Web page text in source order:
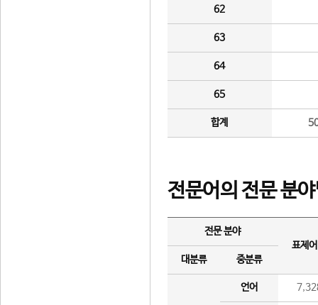
62
63
64
65
합계
전문어의 전문 분
전문 분야
표제
대분류
중분류
언어